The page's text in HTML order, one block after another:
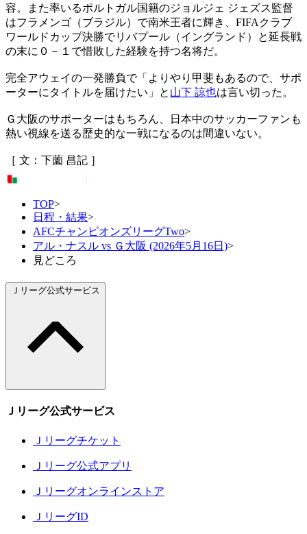
容。また率いるポルトガル国籍のジョルジェ ジェズス監督
はフラメンゴ（ブラジル）で南米王者に輝き、FIFAクラブ
ワールドカップ決勝でリバプール（イングランド）と延長戦
の末に０－１で惜敗した経験を持つ名将だ。
完全アウェイの一発勝負で「よりやり甲斐もあるので、サポ
ーターにタイトルを届けたい」と 山下 諒也は言い切った。
Ｇ大阪のサポーターはもちろん、日本中のサッカーファンも
熱い視線を送る歴史的な一戦になるのは間違いない。
［ 文：下薗 昌記 ］
TOP>
日程・結果>
AFCチャンピオンズリーグTwo>
アル・ナスル vs Ｇ大阪 (2026年5月16日)>
見どころ
Ｊリーグ公式サービス
Ｊリーグ公式サービス
Ｊリーグチケット
Ｊリーグ公式アプリ
Ｊリーグオンラインストア
ＪリーグID